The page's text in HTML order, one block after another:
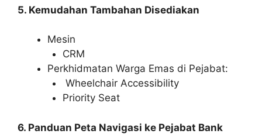
5. Kemudahan Tambahan Disediakan
Mesin
CRM
Perkhidmatan Warga Emas di Pejabat:
Wheelchair Accessibility
Priority Seat
6. Panduan Peta Navigasi ke Pejabat Bank